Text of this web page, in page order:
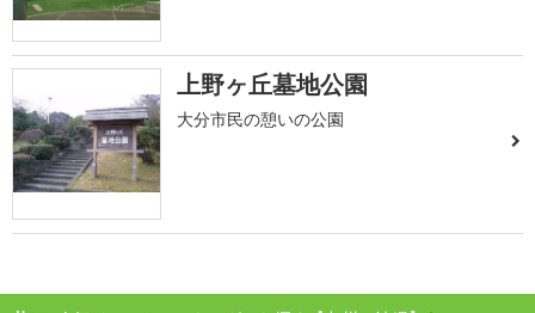
上野ヶ丘墓地公園
大分市民の憩いの公園